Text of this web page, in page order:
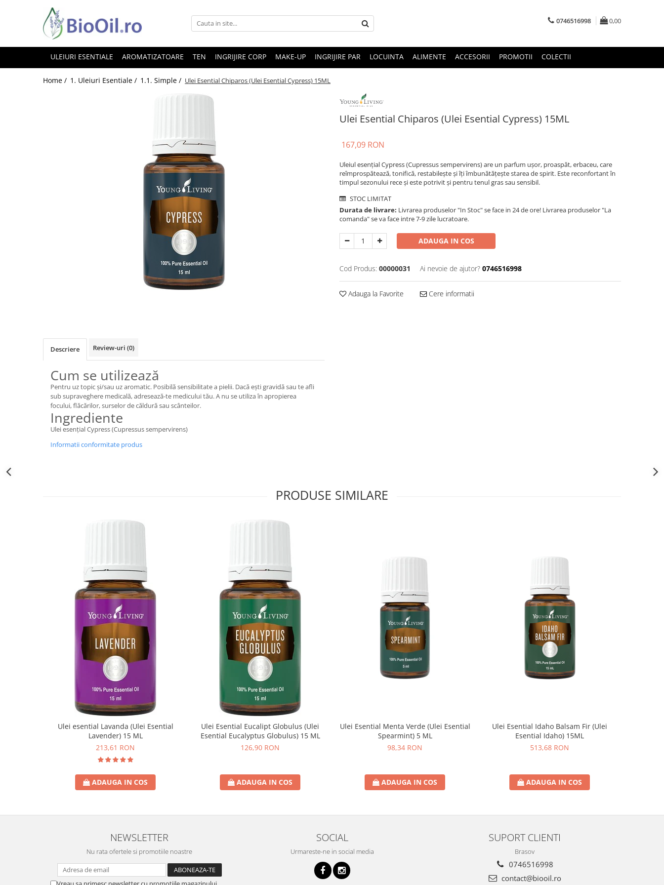
0746516998 0,00
ULEIURI ESENTIALE AROMATIZATOARE TEN INGRIJIRE CORP MAKE-UP INGRIJIRE PAR LOCUINTA ALIMENTE ACCESORII PROMOTII COLECTII
Home / 1. Uleiuri Esentiale / 1.1. Simple / Ulei Esential Chiparos (Ulei Esential Cypress) 15ML
Ulei Esential Chiparos (Ulei Esential Cypress) 15ML
167,09 RON
Uleiul esențial Cypress (Cupressus sempervirens) are un parfum ușor, proaspăt, erbaceu, care
reîmprospătează, tonifică, restabilește și îți îmbunătățește starea de spirit. Este reconfortant în
timpul sezonului rece și este potrivit și pentru tenul gras sau sensibil.
STOC LIMITAT
Durata de livrare: Livrarea produselor "In Stoc" se face in 24 de ore! Livrarea produselor "La
comanda" se va face intre 7-9 zile lucratoare.
ADAUGA IN COS
Cod Produs: 00000031 Ai nevoie de ajutor? 0746516998
Adauga la Favorite Cere informatii
Descriere Review-uri (0)
Cum se utilizează
Pentru uz topic și/sau uz aromatic. Posibilă sensibilitate a pielii. Dacă ești gravidă sau te afli
sub supraveghere medicală, adresează-te medicului tău. A nu se utiliza în apropierea
focului, flăcărilor, surselor de căldură sau scânteilor.
Ingrediente
Ulei esențial Cypress (Cupressus sempervirens)
Informatii conformitate produs
PRODUSE SIMILARE
Ulei esential Lavanda (Ulei Esential
Lavender) 15 ML
213,61 RON
ADAUGA IN COS
Ulei Esential Eucalipt Globulus (Ulei
Esential Eucalyptus Globulus) 15 ML
126,90 RON
ADAUGA IN COS
Ulei Esential Menta Verde (Ulei Esential
Spearmint) 5 ML
98,34 RON
ADAUGA IN COS
Ulei Esential Idaho Balsam Fir (Ulei
Esential Idaho) 15ML
513,68 RON
ADAUGA IN COS
NEWSLETTER
Nu rata ofertele si promotiile noastre
SOCIAL
Urmareste-ne in social media
SUPORT CLIENTI
Brasov
0746516998
contact@biooil.ro